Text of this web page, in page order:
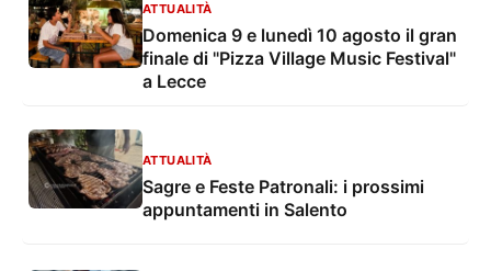
ATTUALITÀ
Domenica 9 e lunedì 10 agosto il gran
finale di "Pizza Village Music Festival"
a Lecce
ATTUALITÀ
Sagre e Feste Patronali: i prossimi
appuntamenti in Salento